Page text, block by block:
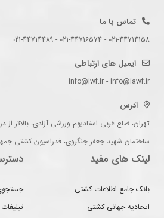
تماس با ما
021-44714158 - 021-44716574 - 021-44714489
ایمیل های ارتباطی
info@iwf.ir - info@iawf.ir
آدرس
تهران، ضلع غربی استادیوم ورزشی آزادی، بالاتر
ساختمان شهید جعفر جنگروی، فدراسیون کشتی
لینک های مفید
بانک جامع اطلاعات کشتی
اتحادیه جهانی کشتی